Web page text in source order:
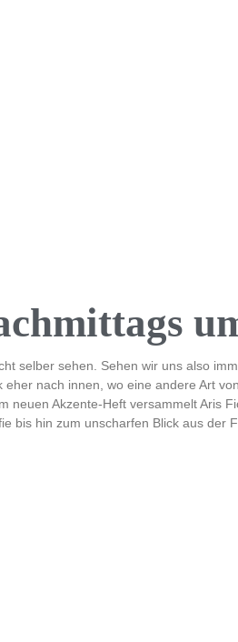
selber sehen. Sehen wir uns also
nach innen, wo eine andere Art
neuen Akzente-Heft versammelt Aris
bis hin zum unscharfen Blick aus der